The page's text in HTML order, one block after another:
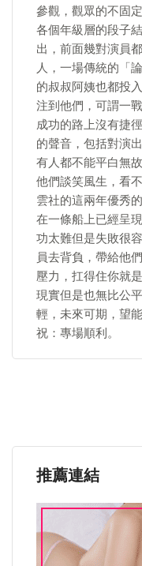
參觀，觀眾的不固
各個年級層的段子
出，前面幾對演員
人，一場傳統的「
的叔叔阿姨也都投
注到他們，可謂一戰
成功的路上沒有捷
的聲音，包括對演
有人都不能平白無
他們談笑風生，看
雲社的這兩年優秀
在一條船上已經呈
功太難但是失敗很
員去背負，帶給他
壓力，扛得住你就
現實但是也無比公
輕，未來可期，望能
祝：專場順利。
推薦連結